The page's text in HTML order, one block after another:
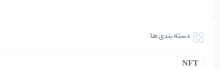
دسته بندی ها
NFT